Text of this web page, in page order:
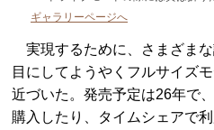
ギャラリーページへ
実現するために、さまざま
目にしてようやくフルサイズ
近づいた。発売予定は26年で
購入したり、タイムシェアで